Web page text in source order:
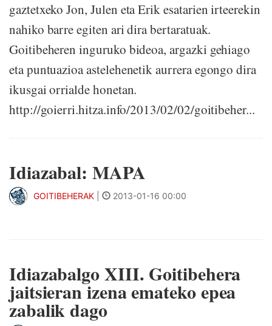
gaztetxeko Jon, Julen eta Erik esatarien irteerekin
nahiko barre egiten ari dira bertaratuak.
Goitibeheren inguruko bideoa, argazki gehiago
eta puntuazioa astelehenetik aurrera egongo dira
ikusgai orrialde honetan.
http://goierri.hitza.info/2013/02/02/goitibeher...
Idiazabal: MAPA
GOITIBEHERAK 2013-01-16 00:00
Idiazabalgo XIII. Goitibehera
jaitsieran izena emateko epea
zabalik dago